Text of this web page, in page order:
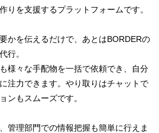
りを支援するプラットフォームです。
かを伝えるだけで、あとはBORDERの
行。
様々な手配物を一括で依頼でき、自分
注力できます。やり取りはチャットで
ンもスムーズです。
管理部門での情報把握も簡単に行えま